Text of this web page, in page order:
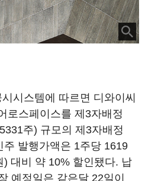
시스템에 따르면 디와이씨
로스페이스를 제3자배정
주) 규모의 제3자배정
발행가액은 1주당 1619
대비 약 10% 할인됐다. 납
예정일은 같은달 22일이